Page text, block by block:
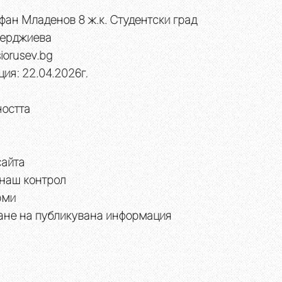
Младенов 8 ж.к. Студентски град
22.04.2026г.
контрол
на публикувана информация